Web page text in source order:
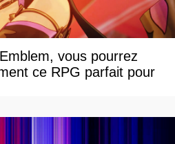
vous pourrez
ce RPG parfait pour